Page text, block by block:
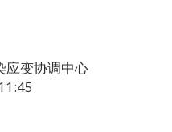
应变协调中心